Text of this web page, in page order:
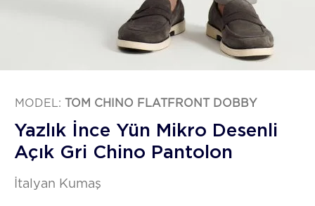
MODEL: TOM CHINO FLATFRONT DOBBY
Yazlık İnce Yün Mikro Desenli
Açık Gri Chino Pantolon
İtalyan Kumaş